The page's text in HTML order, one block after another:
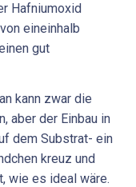
Hafniumoxid
eineinhalb
gut
kann zwar die
aber der Einbau in
dem Substrat- ein
kreuz und
wie es ideal wäre.